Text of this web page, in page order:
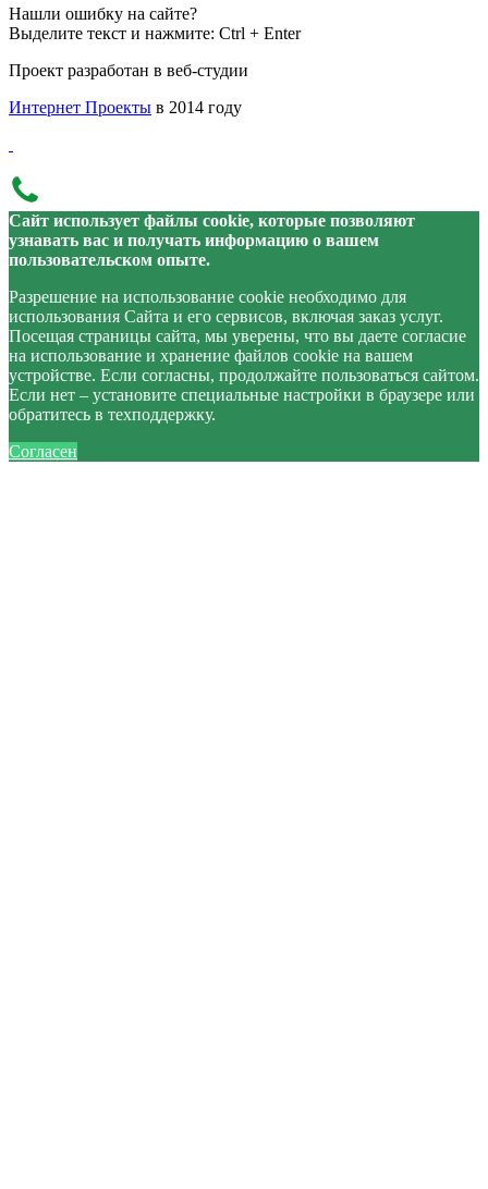
Нашли ошибку на сайте?
Выделите текст и нажмите: Ctrl + Enter
Проект разработан в веб-студии
Интернет Проекты в 2014 году
Сайт использует файлы cookie, которые позволяют
узнавать вас и получать информацию о вашем
пользовательском опыте.
Разрешение на использование cookie необходимо для
использования Сайта и его сервисов, включая заказ услуг.
Посещая страницы сайта, мы уверены, что вы даете согласие
на использование и хранение файлов cookie на вашем
устройстве. Если согласны, продолжайте пользоваться сайтом.
Если нет – установите специальные настройки в браузере или
обратитесь в техподдержку.
Согласен